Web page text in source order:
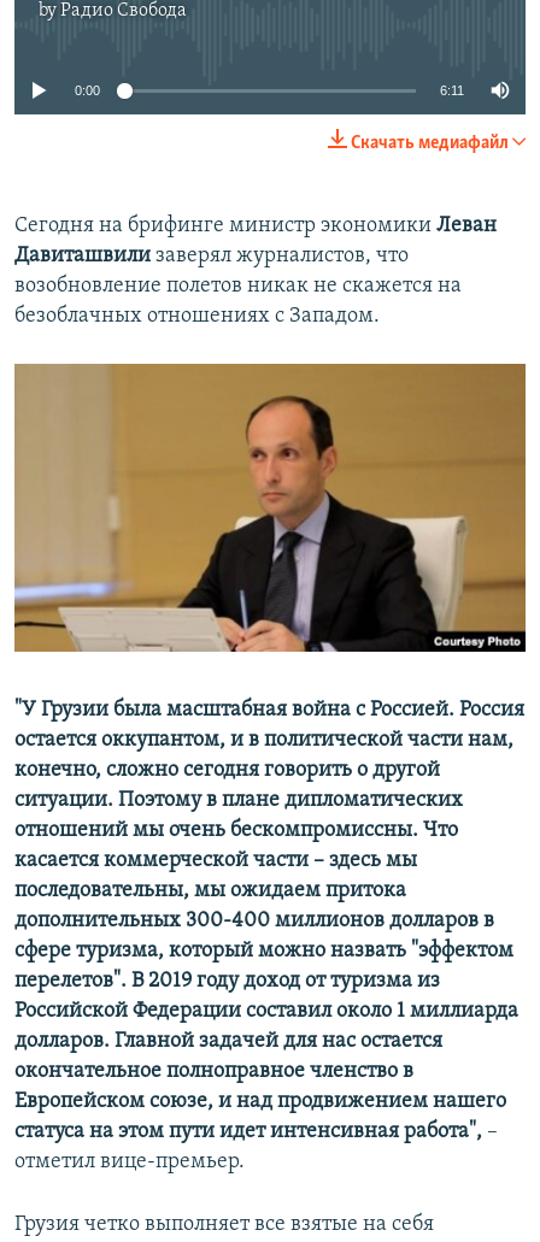
byРадио Свобода
No media source currently available
0:00 6:11
Скачать медиафайл
Сегодня на брифинге министр экономики Леван
Давиташвили заверял журналистов, что
возобновление полетов никак не скажется на
безоблачных отношениях с Западом.
"У Грузии была масштабная война с Россией. Россия
остается оккупантом, и в политической части нам,
конечно, сложно сегодня говорить о другой
ситуации. Поэтому в плане дипломатических
отношений мы очень бескомпромиссны. Что
касается коммерческой части – здесь мы
последовательны, мы ожидаем притока
дополнительных 300-400 миллионов долларов в
сфере туризма, который можно назвать "эффектом
перелетов". В 2019 году доход от туризма из
Российской Федерации составил около 1 миллиарда
долларов. Главной задачей для нас остается
окончательное полноправное членство в
Европейском союзе, и над продвижением нашего
статуса на этом пути идет интенсивная работа", –
отметил вице-премьер.
Грузия четко выполняет все взятые на себя